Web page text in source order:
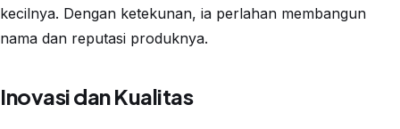
kecilnya. Dengan ketekunan, ia perlahan membangun
nama dan reputasi produknya.
Inovasi dan Kualitas